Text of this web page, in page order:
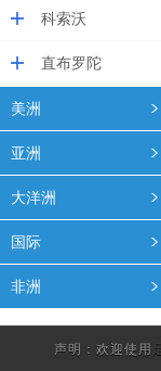
科索沃
直布罗陀
美洲
亚洲
大洋洲
国际
非洲
声明：欢迎使用